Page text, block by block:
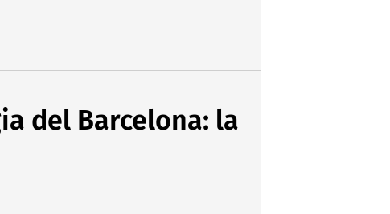
del Barcelona: la